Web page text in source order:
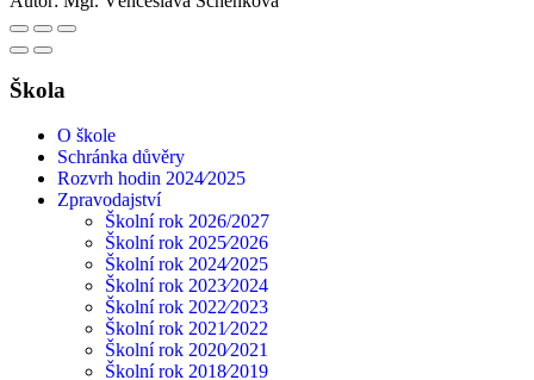
Škola
O škole
Schránka důvěry
Rozvrh hodin 2024⁄2025
Zpravodajství
Školní rok 2026/2027
Školní rok 2025⁄2026
Školní rok 2024⁄2025
Školní rok 2023⁄2024
Školní rok 2022⁄2023
Školní rok 2021⁄2022
Školní rok 2020⁄2021
Školní rok 2018⁄2019